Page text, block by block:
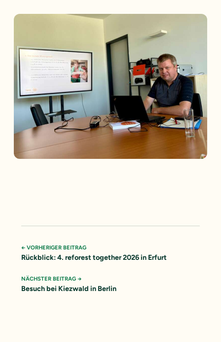
← VORHERIGER BEITRAG
Rückblick: 4. reforest together 2026 in Erfurt
NÄCHSTER BEITRAG →
Besuch bei Kiezwald in Berlin